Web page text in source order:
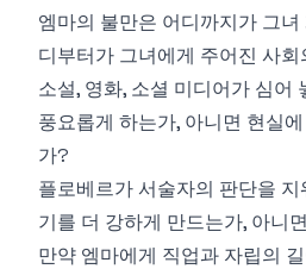
엠마의 불만은 어디까지가 그
디부터가 그녀에게 주어진 사
소설, 영화, 소셜 미디어가 심어
풍요롭게 하는가, 아니면 현실
가?
플로베르가 서술자의 판단을
기를 더 강하게 만드는가, 아니
만약 엠마에게 직업과 자립의